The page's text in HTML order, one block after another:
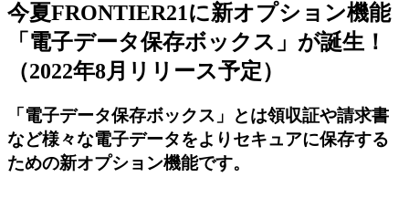
今夏FRONTIER21に新オプション機能
「電子データ保存ボックス」が誕生！
（2022年8月リリース予定）
「電子データ保存ボックス」とは領収証や請求書
など様々な電子データをよりセキュアに保存する
ための新オプション機能です。